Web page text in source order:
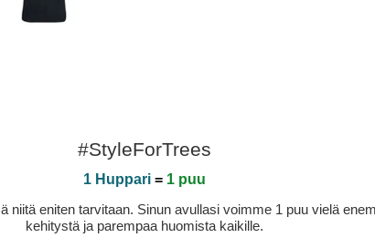
#StyleForTrees
1 Huppari = 1 puu
niitä eniten tarvitaan. Sinun avullasi voimme 1 puu vielä
kehitystä ja parempaa huomista kaikille.